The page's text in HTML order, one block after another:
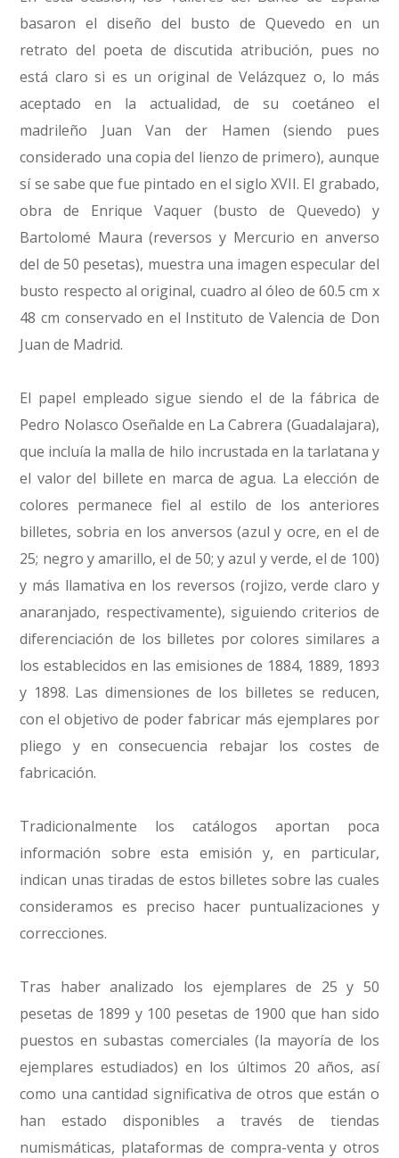
basaron el diseño del busto de Quevedo en un
retrato del poeta de discutida atribución, pues no
está claro si es un original de Velázquez o, lo más
aceptado en la actualidad, de su coetáneo el
madrileño Juan Van der Hamen (siendo pues
considerado una copia del lienzo de primero), aunque
sí se sabe que fue pintado en el siglo XVII. El grabado,
obra de Enrique Vaquer (busto de Quevedo) y
Bartolomé Maura (reversos y Mercurio en anverso
del de 50 pesetas), muestra una imagen especular del
busto respecto al original, cuadro al óleo de 60.5 cm x
48 cm conservado en el Instituto de Valencia de Don
Juan de Madrid.
El papel empleado sigue siendo el de la fábrica de
Pedro Nolasco Oseñalde en La Cabrera (Guadalajara),
que incluía la malla de hilo incrustada en la tarlatana y
el valor del billete en marca de agua. La elección de
colores permanece fiel al estilo de los anteriores
billetes, sobria en los anversos (azul y ocre, en el de
25; negro y amarillo, el de 50; y azul y verde, el de 100)
y más llamativa en los reversos (rojizo, verde claro y
anaranjado, respectivamente), siguiendo criterios de
diferenciación de los billetes por colores similares a
los establecidos en las emisiones de 1884, 1889, 1893
y 1898. Las dimensiones de los billetes se reducen,
con el objetivo de poder fabricar más ejemplares por
pliego y en consecuencia rebajar los costes de
fabricación.
Tradicionalmente los catálogos aportan poca
información sobre esta emisión y, en particular,
indican unas tiradas de estos billetes sobre las cuales
consideramos es preciso hacer puntualizaciones y
correcciones.
Tras haber analizado los ejemplares de 25 y 50
pesetas de 1899 y 100 pesetas de 1900 que han sido
puestos en subastas comerciales (la mayoría de los
ejemplares estudiados) en los últimos 20 años, así
como una cantidad significativa de otros que están o
han estado disponibles a través de tiendas
numismáticas, plataformas de compra-venta y otros